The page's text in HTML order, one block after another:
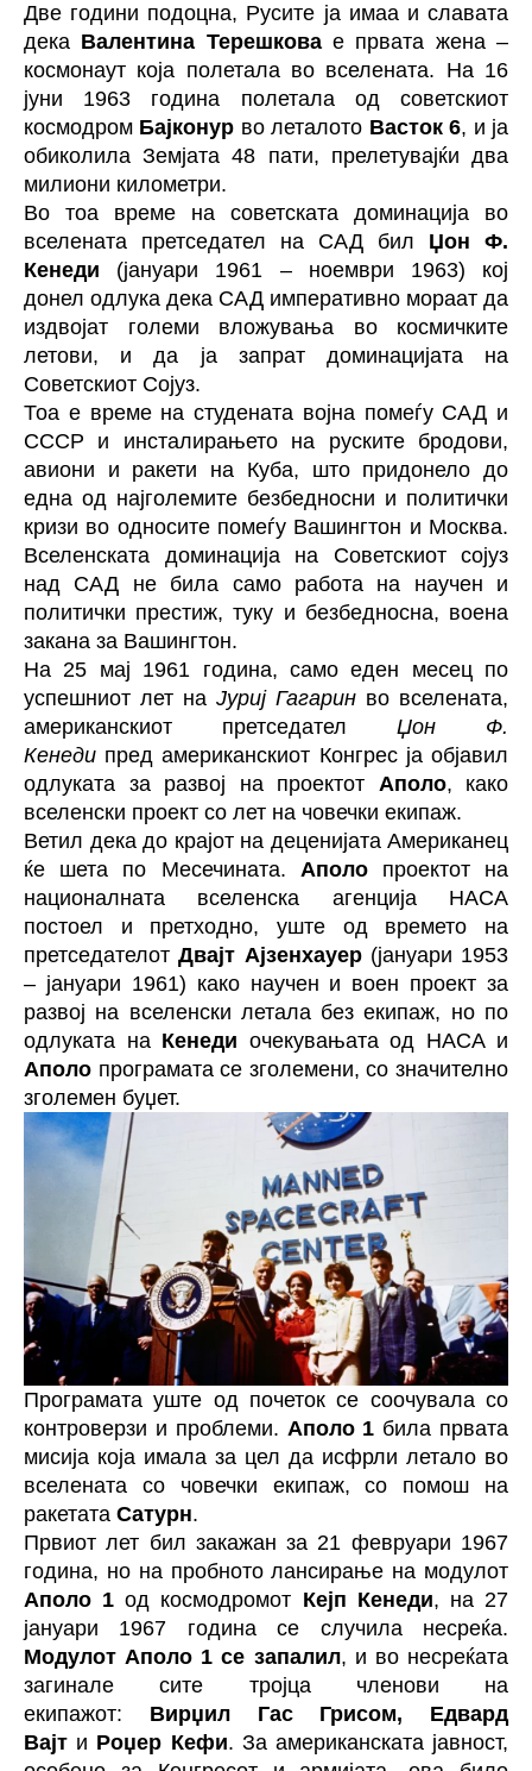
Две години подоцна, Русите ја имаа и славата
дека Валентина Терешковае првата жена –
космонаут која полетала во вселената. На 16
јуни 1963 година полетала од советскиот
космодром Бајконур во леталото Васток 6, и ја
обиколила Земјата 48 пати, прелетувајќи два
милиони километри.
Во тоа време на советската доминација во
вселената претседател на САД бил Џон Ф.
Кенеди (јануари 1961 – ноември 1963) кој
донел одлука дека САД императивно мораат да
издвојат големи вложувања во космичките
летови, и да ја запрат доминацијата на
Советскиот Сојуз.
Тоа е време на студената војна помеѓу САД и
СССР и инсталирањето на руските бродови,
авиони и ракети на Куба, што придонело до
една од најголемите безбедносни и политички
кризи во односите помеѓу Вашингтон и Москва.
Вселенската доминација на Советскиот сојуз
над САД не била само работа на научен и
политички престиж, туку и безбедносна, воена
закана за Вашингтон.
На 25 мај 1961 година, само еден месец по
успешниот лет на Јуриј Гагарин во вселената,
американскиот претседател Џон Ф.
Кенеди пред американскиот Конгрес ја објавил
одлуката за развој на проектот Аполо, како
вселенски проект со лет на човечки екипаж.
Ветил дека до крајот на деценијата Американец
ќе шета по Месечината. Аполопроектот на
националната вселенска агенција НАСА
постоел и претходно, уште од времето на
претседателотДвајт Ајзенхауер(јануари 1953
– јануари 1961) како научен и воен проект за
развој на вселенски летала без екипаж, но по
одлуката на Кенеди очекувањата од НАСА и
Аполо програмата се зголемени, со значително
зголемен буџет.
Програмата уште од почеток се соочувала со
контроверзи и проблеми. Аполо 1 била првата
мисија која имала за цел да исфрли летало во
вселената со човечки екипаж, со помош на
ракетата Сатурн.
Првиот лет бил закажан за 21 февруари 1967
година, но на пробното лансирање на модулот
Аполо 1 од космодромот Кејп Кенеди, на 27
јануари 1967 година се случила несреќа.
Модулот Аполо 1 се запалил, и во несреќата
загинале сите тројца членови на
екипажот: Вирџил Гас Грисом, Едвард
Вајт и Роџер Кефи. За американската јавност,